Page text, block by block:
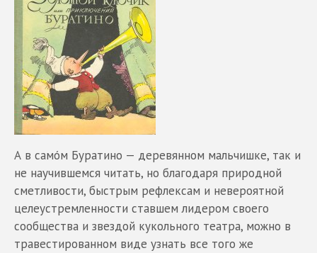
А в самóм Буратино — деревянном мальчишке, так и
не научившемся читать, но благодаря природной
сметливости, быстрым рефлексам и невероятной
целеустремленности ставшем лидером своего
сообщества и звездой кукольного театра, можно в
травестированном виде узнать все того же